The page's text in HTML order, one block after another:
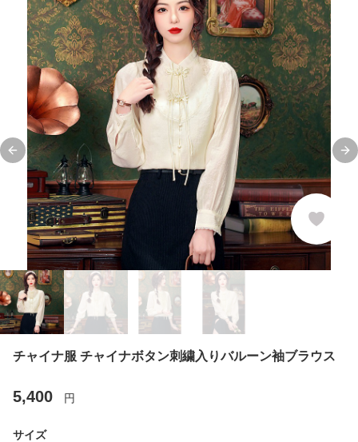
Previous slide
チャイナ服 チャイナボタン刺繍入りバルーン袖ブラウス
5,400 円
サイズ